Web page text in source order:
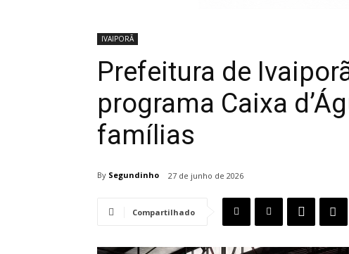
IVAIPORÃ
Prefeitura de
programa Caixa
famílias
By Segundinho 27 de junho de 2026
Compartilhado